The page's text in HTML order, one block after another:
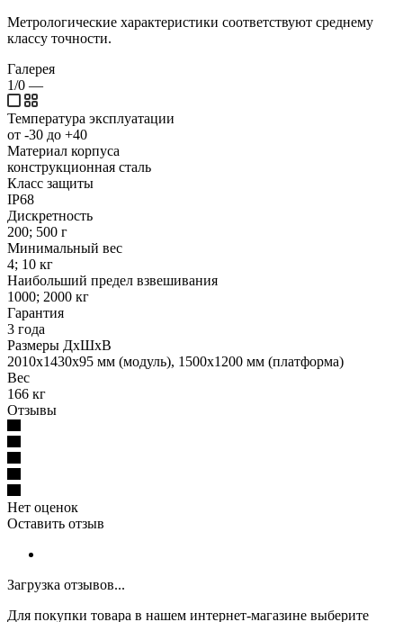
Метрологические характеристики соответствуют среднему
классу точности.
Галерея
1/0 —
Температура эксплуатации
от -30 до +40
Материал корпуса
конструкционная сталь
Класс защиты
IP68
Дискретность
200; 500 г
Минимальный вес
4; 10 кг
Наибольший предел взвешивания
1000; 2000 кг
Гарантия
3 года
Размеры ДхШхВ
2010х1430х95 мм (модуль), 1500х1200 мм (платформа)
Вес
166 кг
Отзывы
Нет оценок
Оставить отзыв
Загрузка отзывов...
Для покупки товара в нашем интернет-магазине выберите